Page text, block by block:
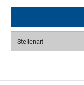
Stellenart